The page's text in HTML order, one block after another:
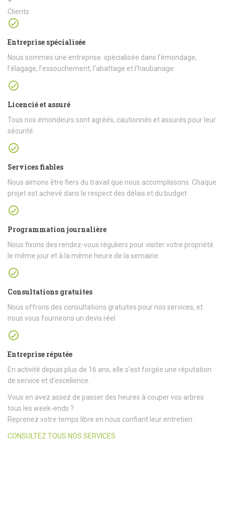
Clients
Entreprise spécialisée
Nous sommes une entreprise spécialisée dans l’émondage,
l’élagage, l’essouchement, l’abattage et l’haubanage.
Licencié et assuré
Tous nos émondeurs sont agréés, cautionnés et assurés pour leur
sécurité.
Services fiables
Nous aimons être fiers du travail que nous accomplissons. Chaque
projet est achevé dans le respect des délais et du budget
Programmation journalière
Nous fixons des rendez-vous réguliers pour visiter votre propriété
le même jour et à la même heure de la semaine.
Consultations gratuites
Nous offrons des consultations gratuites pour nos services, et
nous vous fournirons un devis réel
Entreprise réputée
En activité depuis plus de 16 ans, elle s’est forgée une réputation
de service et d’excellence.
Vous en avez assez de passer des heures à couper vos arbres
tous les week-ends ?
Reprenez votre temps libre en nous confiant leur entretien.
CONSULTEZ TOUS NOS SERVICES